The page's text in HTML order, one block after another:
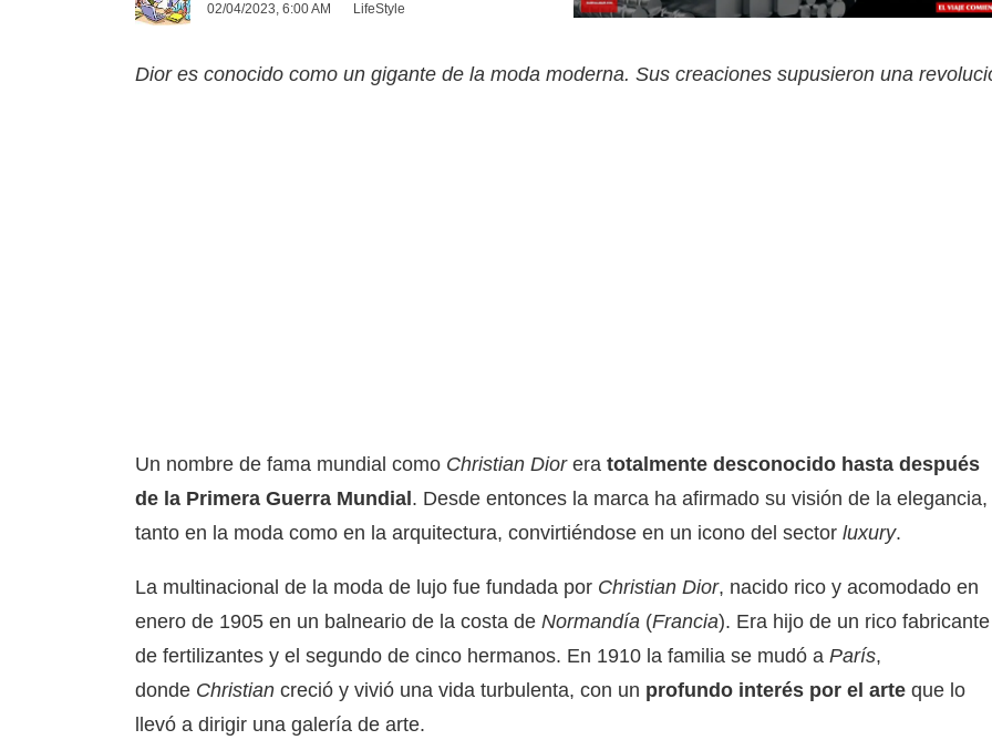
02/04/2023, 6:00 AM
LifeStyle
Dior es conocido como un gigante de la moda moderna. Sus creaciones supusieron una
Un nombre de fama mundial como Christian Diorera totalmente desconocido hasta después
de la Primera Guerra Mundial . Desde entonces la marca ha afirmado su visión de la elegancia,
tanto en la moda como en la arquitectura, convirtiéndose en un icono del sector luxury.
La multinacional de la moda de lujo fue fundada por Christian Dior, nacido rico y acomodado en
enero de 1905 en un balneario de la costa de Normandía (Francia). Era hijo de un rico fabricante
de fertilizantes y el segundo de cinco hermanos. En 1910 la familia se mudó a París,
donde Christian creció y vivió una vida turbulenta, con un profundo interés por el arte que lo
llevó a dirigir una galería de arte.